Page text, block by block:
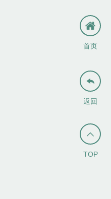
首页

TOP

返回